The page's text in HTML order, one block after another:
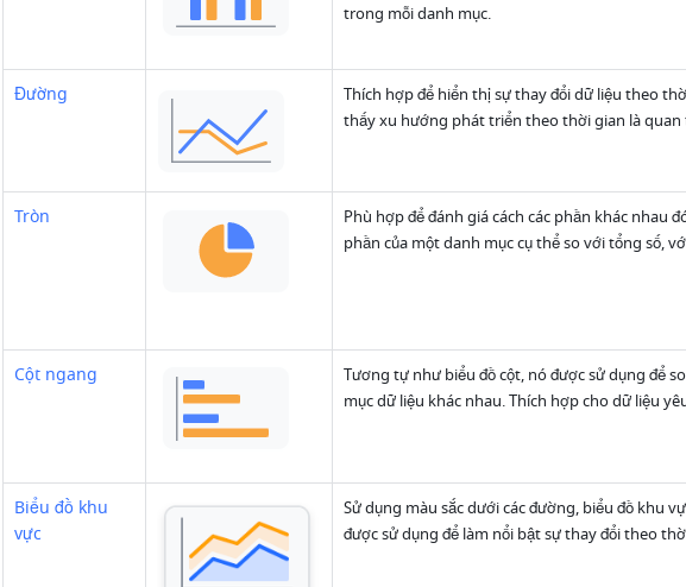
trong mỗi danh mục.
Đường
Thích hợp để hiển thị sự thay đổi dữ liệu theo
thấy xu hướng phát triển theo thời gian là quan
Tròn
Phù hợp để đánh giá cách các phần khác nhau
phần của một danh mục cụ thể so với tổng số,
Cột ngang
Tương tự như biểu đồ cột, nó được sử dụng để
mục dữ liệu khác nhau. Thích hợp cho dữ liệu
Biểu đồ khu
vực
Sử dụng màu sắc dưới các đường, biểu đồ khu
được sử dụng để làm nổi bật sự thay đổi theo